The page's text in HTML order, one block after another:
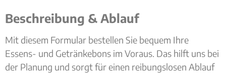
Beschreibung & Ablauf
Mit diesem Formular bestellen Sie bequem Ihre
Essens- und Getränkebons im Voraus. Das hilft uns bei
der Planung und sorgt für einen reibungslosen Ablauf